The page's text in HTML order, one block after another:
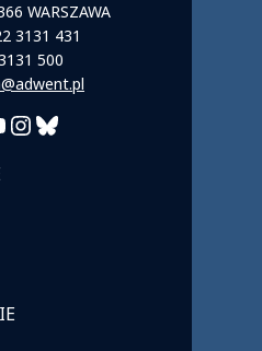
WARSZAWA
3131 431
500
Instagram
Bluesky